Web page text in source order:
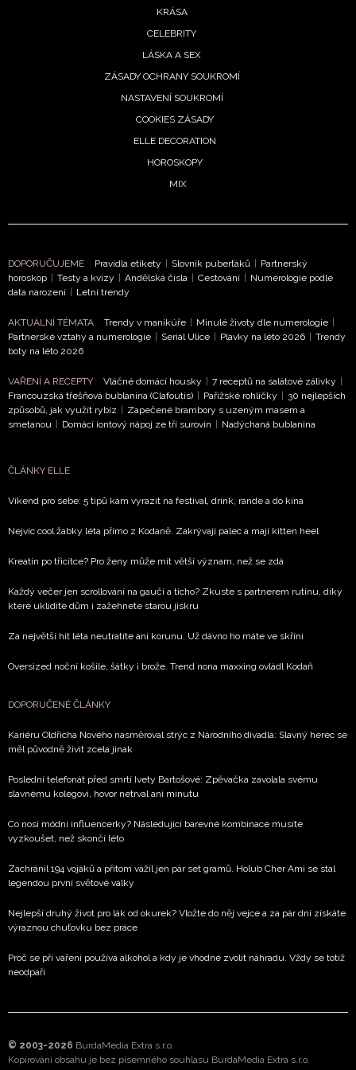
KRÁSA
CELEBRITY
LÁSKA A SEX
ZÁSADY OCHRANY SOUKROMÍ
NASTAVENÍ SOUKROMÍ
COOKIES ZÁSADY
ELLE DECORATION
HOROSKOPY
MIX
DOPORUČUJEME Pravidla etikety | Slovník puberťáků | Partnerský
horoskop | Testy a kvízy | Andělská čísla | Cestování | Numerologie podle
data narození | Letní trendy
AKTUÁLNÍ TÉMATA Trendy v manikúře | Minulé životy dle numerologie |
Partnerské vztahy a numerologie | Seriál Ulice | Plavky na léto 2026 | Trendy
boty na léto 2026
VAŘENÍ A RECEPTY Vláčné domácí housky | 7 receptů na salátové zálivky |
Francouzská třešňová bublanina (Clafoutis) | Pařížské rohlíčky | 30 nejlepších
způsobů, jak využít rybíz | Zapečené brambory s uzeným masem a
smetanou | Domácí iontový nápoj ze tří surovin | Nadýchaná bublanina
ČLÁNKY ELLE
Víkend pro sebe: 5 tipů kam vyrazit na festival, drink, rande a do kina
Nejvíc cool žabky léta přímo z Kodaně. Zakrývají palec a mají kitten heel
Kreatin po třicítce? Pro ženy může mít větší význam, než se zdá
Každý večer jen scrollování na gauči a ticho? Zkuste s partnerem rutinu, díky
které uklidíte dům i zažehnete starou jiskru
Za největší hit léta neutratíte ani korunu. Už dávno ho máte ve skříni
Oversized noční košile, šátky i brože. Trend nona maxxing ovládl Kodaň
DOPORUČENÉ ČLÁNKY
Kariéru Oldřicha Nového nasměroval strýc z Národního divadla: Slavný herec se
měl původně živit zcela jinak
Poslední telefonát před smrtí Ivety Bartošové: Zpěvačka zavolala svému
slavnému kolegovi, hovor netrval ani minutu
Co nosí módní influencerky? Následující barevné kombinace musíte
vyzkoušet, než skončí léto
Zachránil 194 vojáků a přitom vážil jen pár set gramů. Holub Cher Ami se stal
legendou první světové války
Nejlepší druhý život pro lák od okurek? Vložte do něj vejce a za pár dní získáte
výraznou chuťovku bez práce
Proč se při vaření používá alkohol a kdy je vhodné zvolit náhradu. Vždy se totiž
neodpaří
© 2003-2026 BurdaMedia Extra s.r.o.
Kopírování obsahu je bez písemného souhlasu BurdaMedia Extra s.r.o.